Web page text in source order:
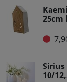
25cm
Sirius
10/